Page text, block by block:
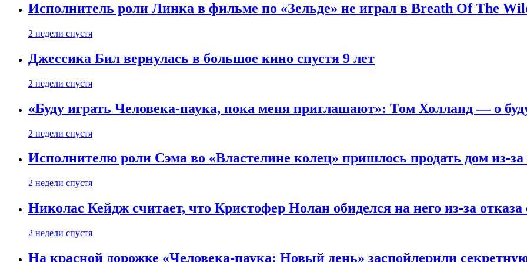
Исполнитель роли Линка в фильме по «Зельде» не играл в Breath Of The
2 недели спустя
Джессика Бил вернулась в большое кино спустя 9 лет
2 недели спустя
«Буду играть Человека-паука, пока меня приглашают»: Том Холланд — о
2 недели спустя
Исполнителю роли Сэма во «Властелине колец» пришлось продать дом из-за
2 недели спустя
Николас Кейдж считает, что Кристофер Нолан обиделся на него из-за
2 недели спустя
На красной дорожке «Человека-паука: Новый день» заспойлерили